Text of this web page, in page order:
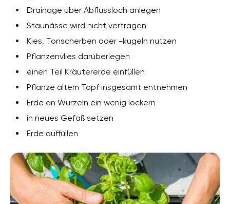
Drainage über Abflussloch anlegen
Staunässe wird nicht vertragen
Kies, Tonscherben oder -kugeln nutzen
Pflanzenvlies darüberlegen
einen Teil Kräutererde einfüllen
Pflanze altem Topf insgesamt entnehmen
Erde an Wurzeln ein wenig lockern
in neues Gefäß setzen
Erde auffüllen